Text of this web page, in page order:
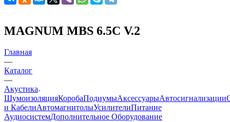
MAGNUM MBS 6.5C V.2
Главная
—
Каталог
—
Акустика
ШумоизоляцияКоробаПодиумыАксессуарыАвтосигнализации
и КабелиАвтомагнитолыУсилителиПитание
АудиосистемДополнительное Оборудование